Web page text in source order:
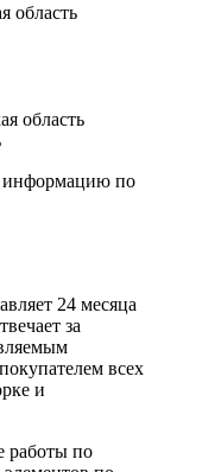
область
область
информацию по
24 месяца
за
всех
и
работы по